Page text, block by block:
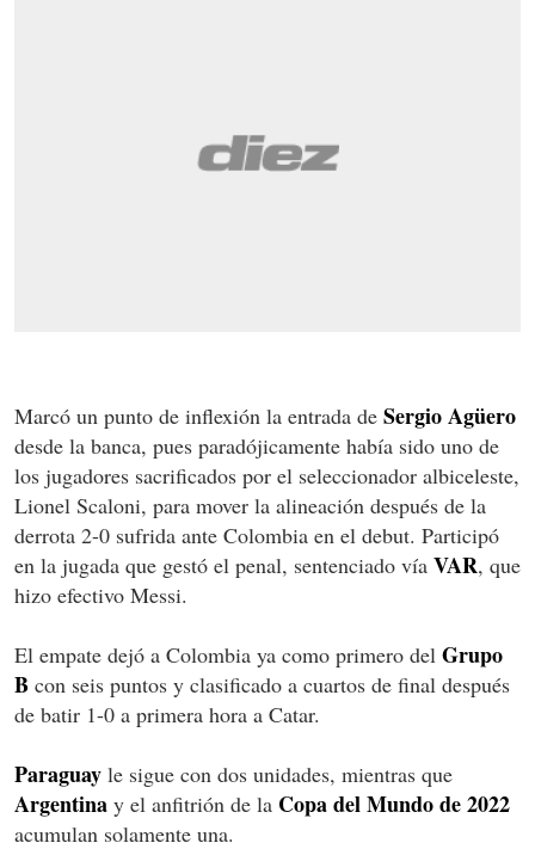
Marcó un punto de inflexión la entrada de Sergio Agüero
desde la banca, pues paradójicamente había sido uno de
los jugadores sacrificados por el seleccionador albiceleste,
Lionel Scaloni, para mover la alineación después de la
derrota 2-0 sufrida ante Colombia en el debut. Participó
en la jugada que gestó el penal, sentenciado vía VAR, que
hizo efectivo Messi.
El empate dejó a Colombia ya como primero del Grupo
B con seis puntos y clasificado a cuartos de final después
de batir 1-0 a primera hora a Catar.
Paraguay le sigue con dos unidades, mientras que
Argentina y el anfitrión de la Copa del Mundo de 2022
acumulan solamente una.